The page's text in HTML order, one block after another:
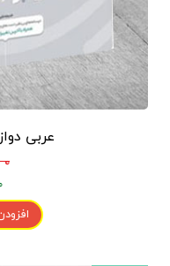
عربی
۰ تومان
۰